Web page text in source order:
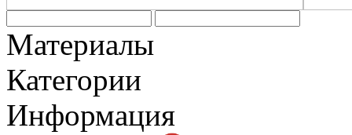
Материалы
Категории
Информация